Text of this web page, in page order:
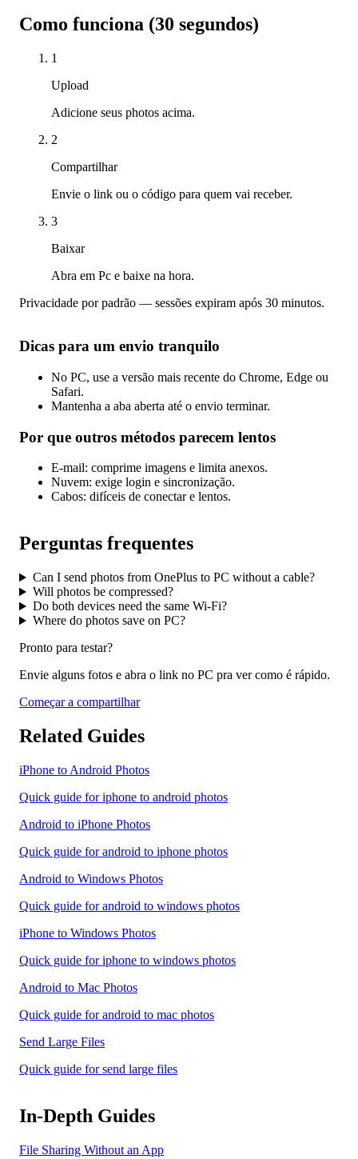
Como funciona (30 segundos)
1
Upload
Adicione seus photos acima.
2
Compartilhar
Envie o link ou o código para quem vai receber.
3
Baixar
Abra em Pc e baixe na hora.
Privacidade por padrão — sessões expiram após 30 minutos.
Dicas para um envio tranquilo
No PC, use a versão mais recente do Chrome, Edge ou
Safari.
Mantenha a aba aberta até o envio terminar.
Por que outros métodos parecem lentos
E-mail: comprime imagens e limita anexos.
Nuvem: exige login e sincronização.
Cabos: difíceis de conectar e lentos.
Perguntas frequentes
Can I send photos from OnePlus to PC without a cable?
Will photos be compressed?
Do both devices need the same Wi-Fi?
Where do photos save on PC?
Pronto para testar?
Envie alguns fotos e abra o link no PC pra ver como é rápido.
Começar a compartilhar
Related Guides
iPhone to Android Photos
Quick guide for iphone to android photos
Android to iPhone Photos
Quick guide for android to iphone photos
Android to Windows Photos
Quick guide for android to windows photos
iPhone to Windows Photos
Quick guide for iphone to windows photos
Android to Mac Photos
Quick guide for android to mac photos
Send Large Files
Quick guide for send large files
In-Depth Guides
File Sharing Without an App